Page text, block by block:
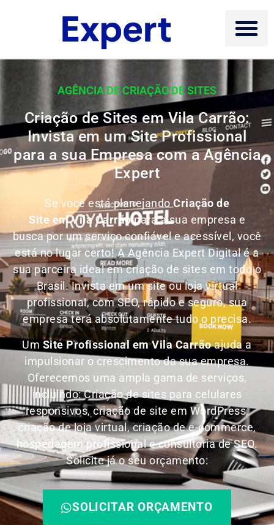
AGÊNCIA DE CRIAÇÃO DE SITES
Criação de Sites em Vila Carrão:
Invista em um Site Profissional
para a sua Empresa com a Agência
Expert
Se você está planejandoCriação de
Site em Vila Carrãopara a sua empresa e
busca por um serviço confiável e acessível, você
está no lugar certo! A Agência Expert Digital é a
sua parceira ideal em criação de sites em todo o
Brasil.Invista em um site ou loja virtual
profissional, com SEO, rápido e seguro, sua
empresa terá absolutamente tudo o precisa.
Um Site Profissional em Vila Carrãoajuda a
impulsionar o crescimento da sua empresa.
Oferecemos uma ampla gama de serviços,
incluindo: Criação de sites para celulares
responsivos, criação de site em WordPress,
criação de loja virtual, criação de e-commerce,
hospedagem profissional e consultoria de SEO.
Solicite já o seu orçamento:
SOLICITAR ORÇAMENTO